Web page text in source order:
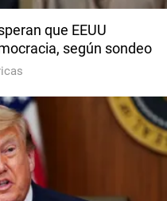
que EEUU
según sondeo